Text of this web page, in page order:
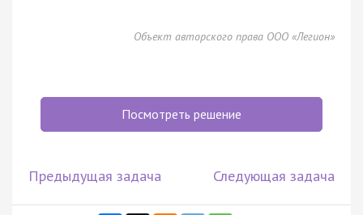
Объект авторского права ООО «Легион»
Посмотреть решение
Предыдущая задача Следующая задача